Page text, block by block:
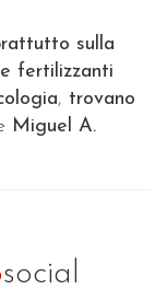
sulla
fertilizzanti
, trovano
Miguel A.
social